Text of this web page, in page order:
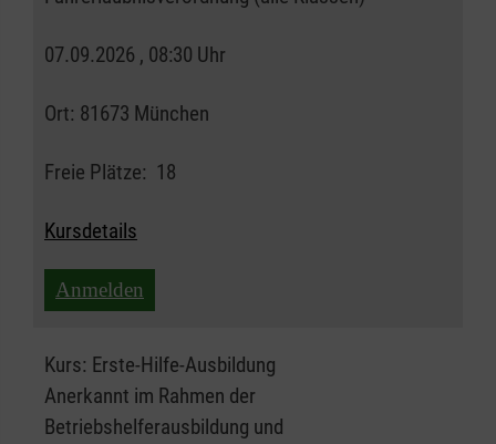
07.09.2026 , 08:30 Uhr
Ort: 81673 München
Freie Plätze: 18
Kursdetails
Anmelden
Kurs: Erste-Hilfe-Ausbildung
Anerkannt im Rahmen der
Betriebshelferausbildung und